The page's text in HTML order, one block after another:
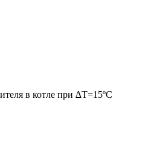
в котле при ∆Т=15ºС